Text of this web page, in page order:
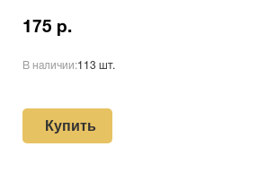
175 р.
В наличии:113 шт.
Купить